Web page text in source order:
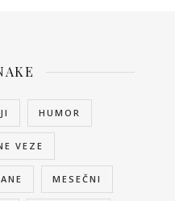
HUMOR
VEZE
MESEČNI